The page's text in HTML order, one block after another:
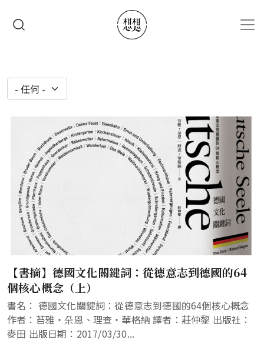
【書摘】德國文化關鍵詞：從德意志到德國的64
個核心概念（上）
書名： 德國文化關鍵詞：從德意志到德國的64個核心概念
作者：苔雅‧朵恩、理查‧華格納 譯者：莊仲黎 出版社：
麥田 出版日期：2017/03/30...